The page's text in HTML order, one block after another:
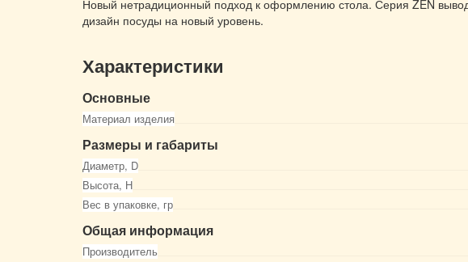
Новый нетрадиционный подход к оформлению стола. Серия ZEN
дизайн посуды на новый уровень.
Характеристики
Основные
Материал изделия
Размеры и габариты
Диаметр, D
Высота, Н
Вес в упаковке, гр
Общая информация
Производитель